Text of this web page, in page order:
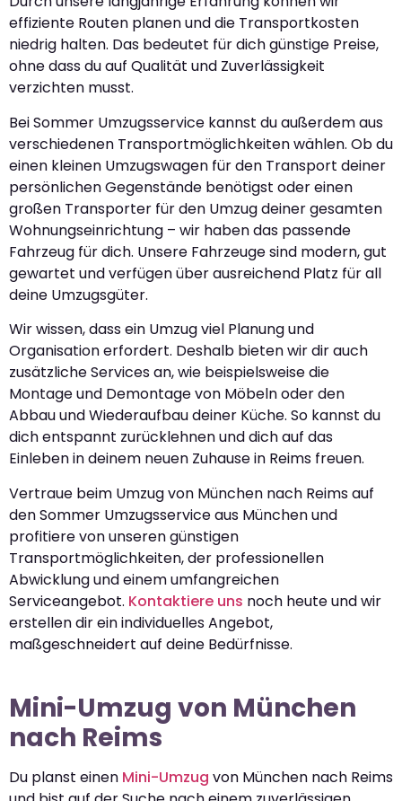
effiziente Routen planen und die Transportkosten
niedrig halten. Das bedeutet für dich günstige Preise,
ohne dass du auf Qualität und Zuverlässigkeit
verzichten musst.
Bei Sommer Umzugsservice kannst du außerdem aus
verschiedenen Transportmöglichkeiten wählen. Ob du
einen kleinen Umzugswagen für den Transport deiner
persönlichen Gegenstände benötigst oder einen
großen Transporter für den Umzug deiner gesamten
Wohnungseinrichtung – wir haben das passende
Fahrzeug für dich. Unsere Fahrzeuge sind modern, gut
gewartet und verfügen über ausreichend Platz für all
deine Umzugsgüter.
Wir wissen, dass ein Umzug viel Planung und
Organisation erfordert. Deshalb bieten wir dir auch
zusätzliche Services an, wie beispielsweise die
Montage und Demontage von Möbeln oder den
Abbau und Wiederaufbau deiner Küche. So kannst du
dich entspannt zurücklehnen und dich auf das
Einleben in deinem neuen Zuhause in Reims freuen.
Vertraue beim Umzug von München nach Reims auf
den Sommer Umzugsservice aus München und
profitiere von unseren günstigen
Transportmöglichkeiten, der professionellen
Abwicklung und einem umfangreichen
Serviceangebot. Kontaktiere uns noch heute und wir
erstellen dir ein individuelles Angebot,
maßgeschneidert auf deine Bedürfnisse.
Mini-Umzug von München
nach Reims
Du planst einen Mini-Umzug von München nach Reims